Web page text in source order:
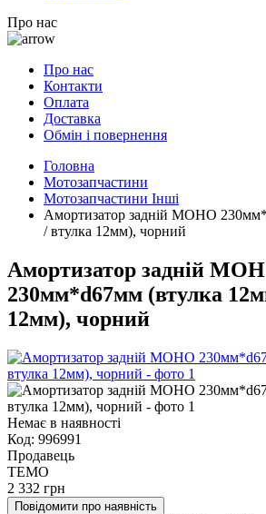
Про нас
Про нас
Контакти
Оплата
Доставка
Обмін і повернення
Головна
Мотозапчастини
Мотозапчастини Інші
Амортизатор задній МОНО
/ втулка 12мм), чорний
Амортизатор задній
230мм*d67мм (втулка
12мм), чорний
Немає в наявності
Код: 996991
Продавець
TEMO
2 332 грн
Повідомити про наявність